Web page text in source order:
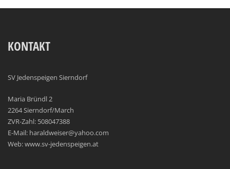
KONTAKT
SV Jedenspeigen Sierndorf
Maria Bründl 2
2264 Sierndorf/March
ZVR-Zahl: 508047388
E-Mail: haraldweiser@yahoo.com
Web: www.sv-jedenspeigen.at